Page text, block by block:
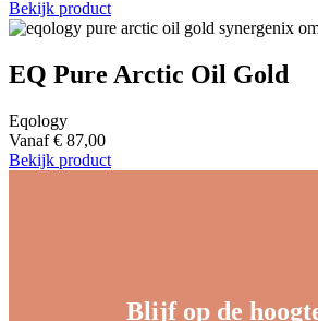
Bekijk product
EQ Pure Arctic Oil Gold
Eqology
Vanaf€ 87,00
Bekijk product
Blijf op de